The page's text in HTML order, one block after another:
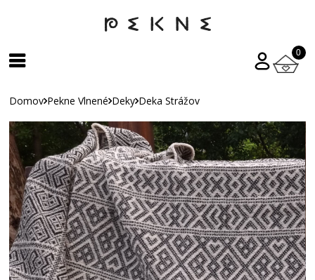
0
Domov Pekne Vlnené Deky Deka Strážov